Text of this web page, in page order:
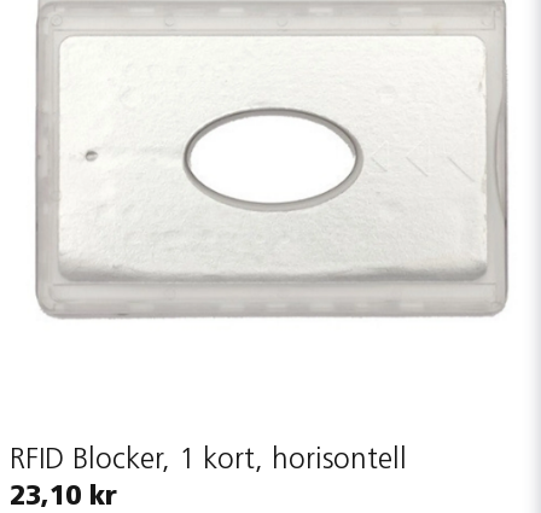
RFID Blocker, 1 kort, horisontell
23,10 kr